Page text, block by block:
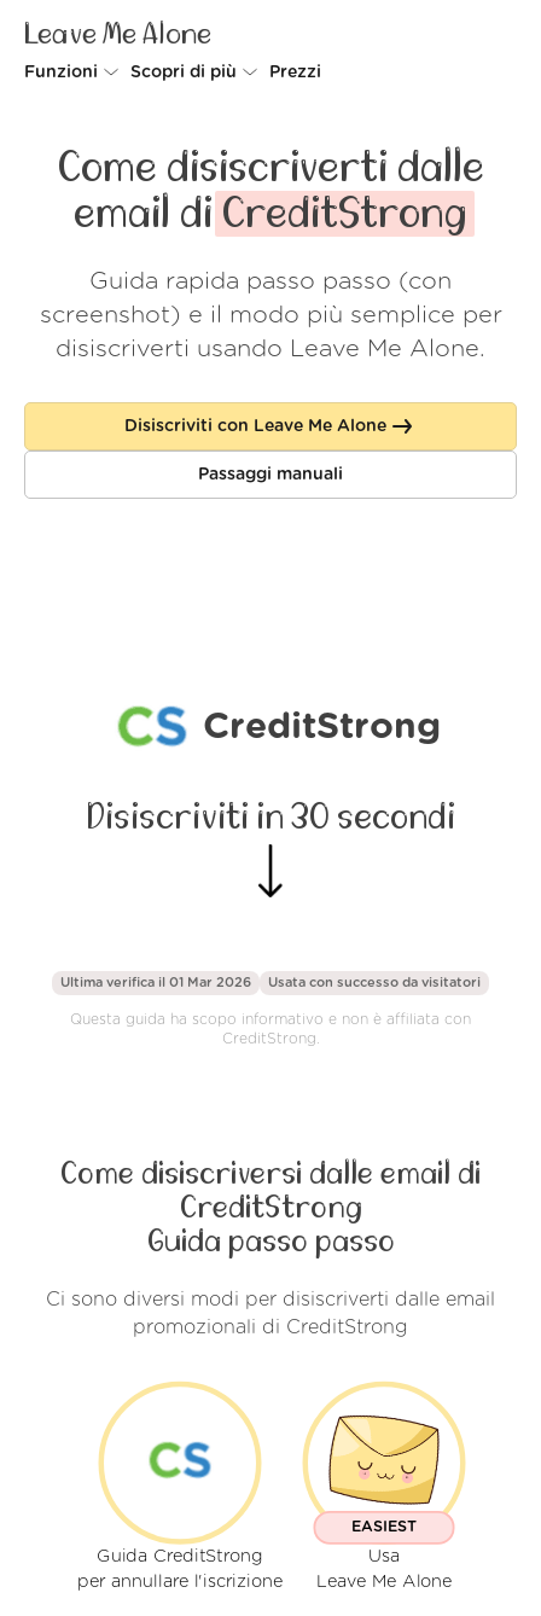
Leave Me Alone
Funzioni
Spam Blocker
Scopri di più
Come funziona
Sicurezza
Wall of Love
Accedi
Prezzi
Come disiscriverti dalle
email di CreditStrong
Guida rapida passo passo (con
screenshot) e il modo più semplice per
disiscriverti usando Leave Me Alone.
Disiscriviti con Leave Me Alone
Passaggi manuali
CreditStrong
Disiscriviti in 30 secondi
Ultima verifica il 01 Mar 2026 Usata con successo da visitatori
Questa guida ha scopo informativo e non è affiliata con
CreditStrong.
Come disiscriversi dalle email di
CreditStrong
Guida passo passo
Ci sono diversi modi per disiscriverti dalle email
promozionali di CreditStrong
Guida CreditStrong
per annullare l'iscrizione
EASIEST
Usa
Leave Me Alone